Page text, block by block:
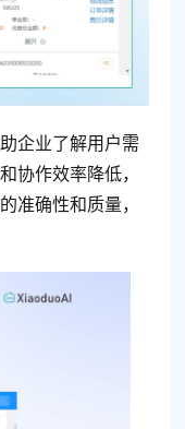
企业了解用户需
协作效率降低，
准确性和质量，